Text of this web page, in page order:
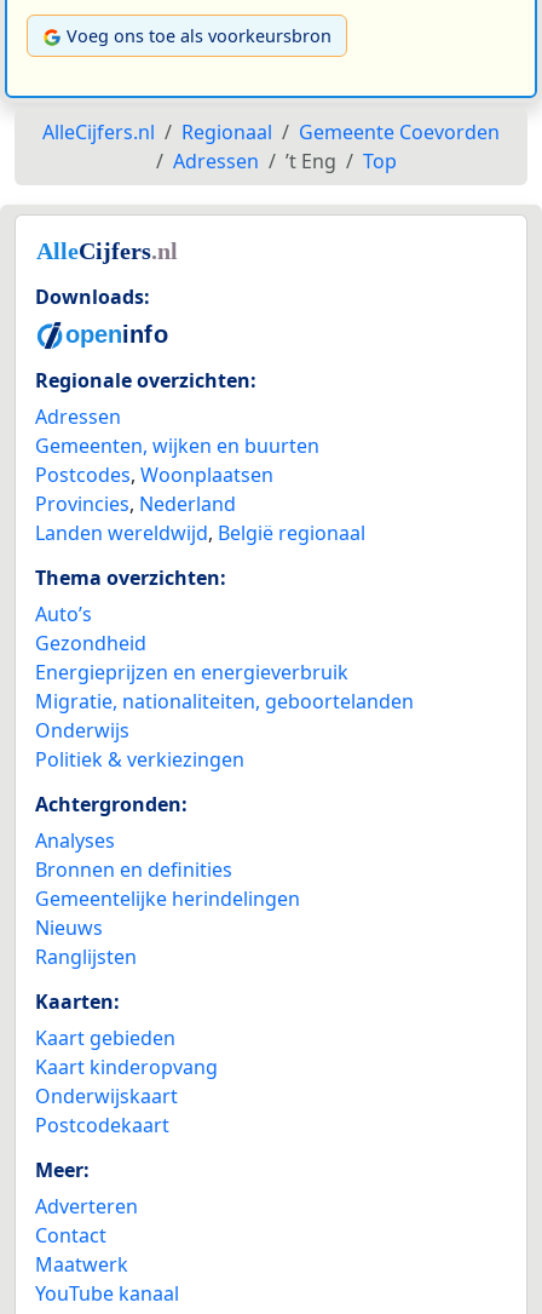
Voeg ons toe als voorkeursbron
AlleCijfers.nl Regionaal
Gemeente Coevorden
Adressen
’t Eng Top
Downloads:
Regionale overzichten:
Adressen
Gemeenten, wijken en buurten
Postcodes, Woonplaatsen
Provincies, Nederland
Landen wereldwijd, België regionaal
Thema overzichten:
Auto’s
Gezondheid
Energieprijzen en energieverbruik
Migratie, nationaliteiten, geboortelanden
Onderwijs
Politiek & verkiezingen
Achtergronden:
Analyses
Bronnen en definities
Gemeentelijke herindelingen
Nieuws
Ranglijsten
Kaarten:
Kaart gebieden
Kaart kinderopvang
Onderwijskaart
Postcodekaart
Meer:
Adverteren
Contact
Maatwerk
YouTube kanaal